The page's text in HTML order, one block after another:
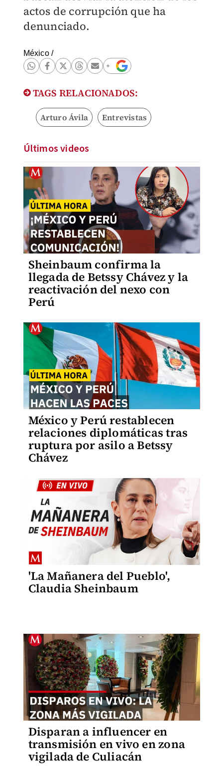
actos de corrupción que ha
denunciado.
México/
TAGS RELACIONADOS:
Arturo Ávila Entrevistas
Últimos videos
Sheinbaum confirma la
llegada de Betssy Chávez y la
reactivación del nexo con
Perú
México y Perú restablecen
relaciones diplomáticas tras
ruptura por asilo a Betssy
Chávez
'La Mañanera del Pueblo',
Claudia Sheinbaum
Disparan a influencer en
transmisión en vivo en zona
vigilada de Culiacán